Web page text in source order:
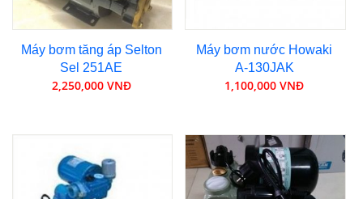
Máy bơm tăng áp Selton
Sel 251AE
2,250,000 VNĐ
Máy bơm nước Howaki
A-130JAK
1,100,000 VNĐ